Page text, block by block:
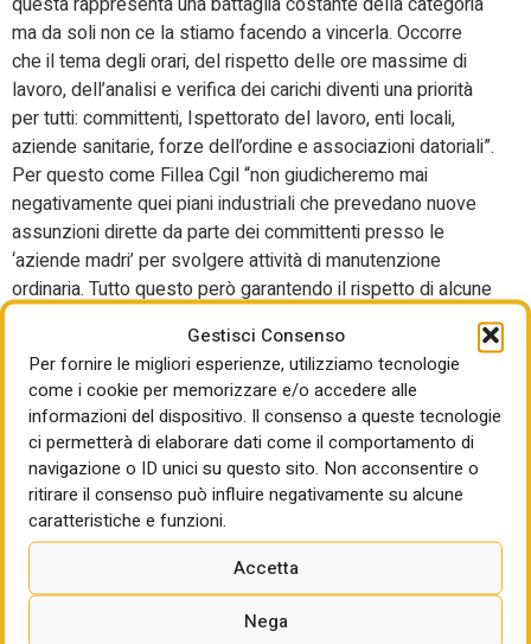
Gestisci Consenso
Per fornire le migliori esperienze, utilizziamo tecnologie
come i cookie per memorizzare e/o accedere alle
informazioni del dispositivo. Il consenso a queste tecnologie
ci permetterà di elaborare dati come il comportamento di
navigazione o ID unici su questo sito. Non acconsentire o
ritirare il consenso può influire negativamente su alcune
caratteristiche e funzioni.
Accetta
Nega
ma da soli non ce la stiamo facendo a vincerla. Occorre
che il tema degli orari, del rispetto delle ore massime di
lavoro, dell’analisi e verifica dei carichi diventi una priorità
per tutti: committenti, Ispettorato del lavoro, enti locali,
aziende sanitarie, forze dell’ordine e associazioni datoriali”.
Per questo come Fillea Cgil “non giudicheremo mai
negativamente quei piani industriali che prevedano nuove
assunzioni dirette da parte dei committenti presso le
‘aziende madri’ per svolgere attività di manutenzione
ordinaria. Tutto questo però garantendo il rispetto di alcune
appalti di manutenzione”.
La Corte dei Conti
bacchetta le Regioni: ci
sono criticità sulle
coperture delle leggi
regionali